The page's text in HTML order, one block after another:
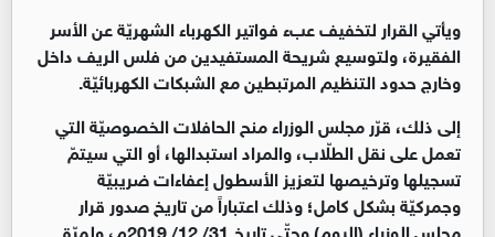
ويأتي القرار لتخفيف عبء فواتير الكهرباء الشهريّة عن الأسر
الفقيرة، ولتوسيع شريحة المستفيدين من فلس الريف داخل
وخارج حدود التنظيم المرتبطين مع الشبكات الكهربائيّة.
إلى ذلك، قرّر مجلس الوزراء منح الحافلات الخصوصيّة التي
تعمل على نقل الطلّاب، والمراد استبدالها، أو التي سيتمّ
تسجيلها وترخيصها لتعزيز الأسطول إعفاءات ضريبيّة
وجمركيّة بشكل كامل؛ وذلك اعتباراً من تاريخ صدور قرار
مجلس الوزراء (اليوم) وحتّى تاريخ 31/ 12/ 2019م، ولمرّة